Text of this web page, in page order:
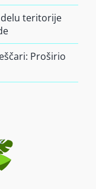
teritorije
Proširio